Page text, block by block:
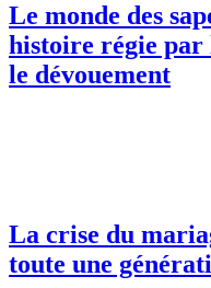
Le monde des
histoire régie par
le dévouement
La crise du
toute une